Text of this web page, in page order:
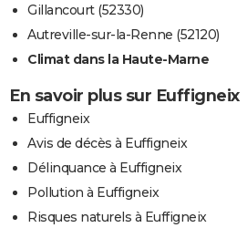
Gillancourt (52330)
Autreville-sur-la-Renne (52120)
Climat dans la Haute-Marne
En savoir plus sur Euffigneix
Euffigneix
Avis de décès à Euffigneix
Délinquance à Euffigneix
Pollution à Euffigneix
Risques naturels à Euffigneix